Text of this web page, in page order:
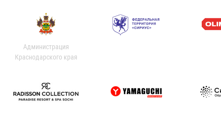
Администрация
Краснодарского края